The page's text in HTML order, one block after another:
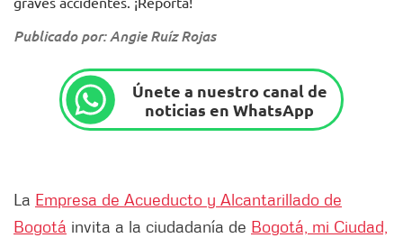
Publicado por: Angie Ruíz Rojas
Únete a nuestro canal de
noticias en WhatsApp
La Empresa de Acueducto y Alcantarillado de
Bogotá invita a la ciudadanía de Bogotá, mi Ciudad,